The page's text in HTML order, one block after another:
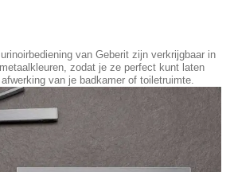
van Geberit zijn verkrijgbaar in
zodat je ze perfect kunt laten
van je badkamer of toiletruimte.